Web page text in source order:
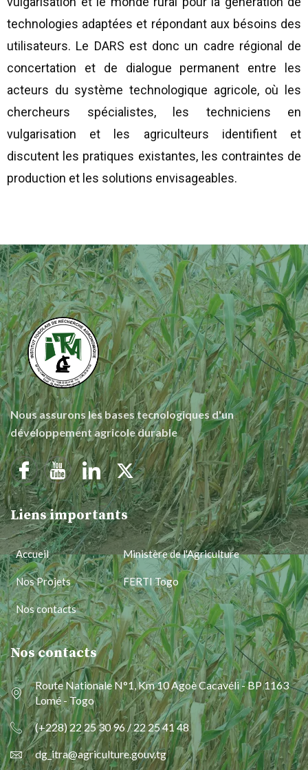
technologies adaptées et répondant aux bésoins des
utilisateurs. Le DARS est donc un cadre régional de
concertation et de dialogue permanent entre les
acteurs du système technologique agricole, où les
chercheurs spécialistes, les techniciens en
vulgarisation et les agriculteurs identifient et
discutent les pratiques existantes, les contraintes de
production et les solutions envisageables.
Nous assurons les bases tecnologiques d'un
développement agricole durable
Liens importants
Accueil
Nos Projets
Nos contacts
Ministère de l'Agriculture
FERTI Togo
Nos contacts
Route Nationale N°1, Km 10 Agoè Cacavéli - BP 1163
Lomé - Togo
(+228) 22 25 30 96 / 22 25 41 48
dg_itra@agriculture.gouv.tg